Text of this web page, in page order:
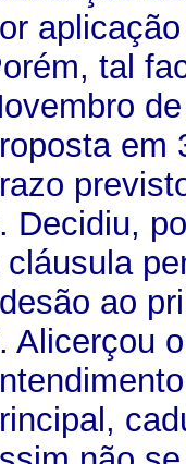
tal
em
Decidiu,
cláusula
ao
Alicerçou